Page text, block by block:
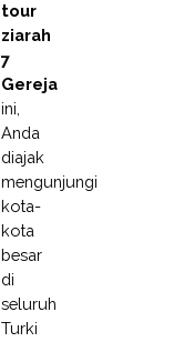
tour
ziarah
7
Gereja
ini,
Anda
diajak
mengunjungi
kota-
kota
besar
di
seluruh
Turki